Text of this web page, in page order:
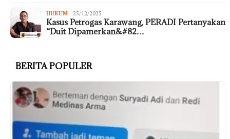
HUKUM 25/12/2025
Kasus Petrogas Karawang, PERADI Pertanyakan
“Duit Dipamerkan&#82…
BERITA POPULER